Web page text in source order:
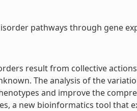
pathways through gene
result from collective
The analysis of the
and improve the
a new bioinformatics tool that